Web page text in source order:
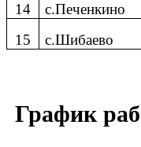
14
с.Печенкино
15
с.Шибаево
График